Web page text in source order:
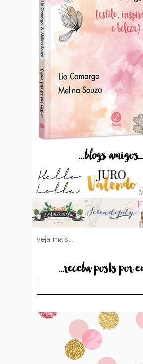
...blogs amigos...
veja mais...
...receba posts por